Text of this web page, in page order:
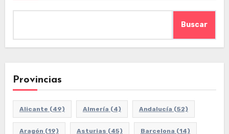
Buscar
Provincias
Alicante (49) Almería (4) Andalucía (52)
Aragón (19) Asturias (45) Barcelona (14)